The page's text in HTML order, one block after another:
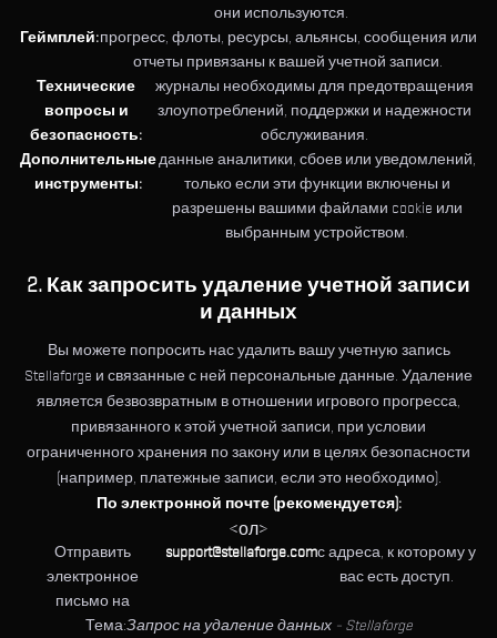
они используются.
Геймплей:прогресс, флоты, ресурсы, альянсы, сообщения или
отчеты привязаны к вашей учетной записи.
Технические
вопросы и
безопасность:
журналы необходимы для предотвращения
злоупотреблений, поддержки и надежности
обслуживания.
Дополнительные
инструменты:
данные аналитики, сбоев или уведомлений,
только если эти функции включены и
разрешены вашими файлами cookie или
выбранным устройством.
2. Как запросить удаление учетной записи
и данных
Вы можете попросить нас удалить вашу учетную запись
Stellaforge и связанные с ней персональные данные. Удаление
является безвозвратным в отношении игрового прогресса,
привязанного к этой учетной записи, при условии
ограниченного хранения по закону или в целях безопасности
(например, платежные записи, если это необходимо).
По электронной почте (рекомендуется):
<ол>
Отправить
электронное
письмо на
support@stellaforge.comс адреса, к которому у
вас есть доступ.
Тема:Запрос на удаление данных – Stellaforge